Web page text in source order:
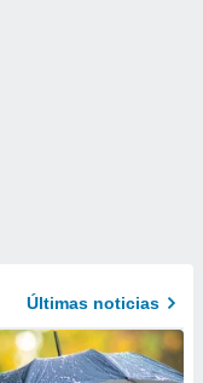
Últimas noticias